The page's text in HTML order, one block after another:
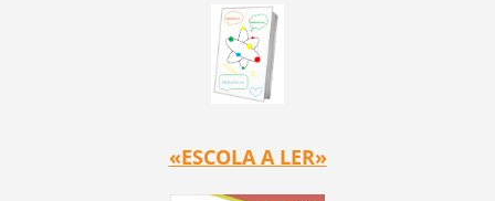
«ESCOLA A LER»